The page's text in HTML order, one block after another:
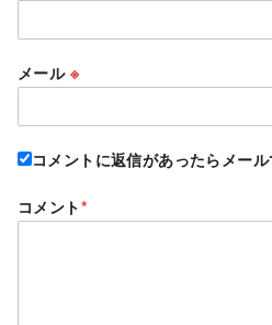
メール ※
コメントに返信があったらメール
コメント*